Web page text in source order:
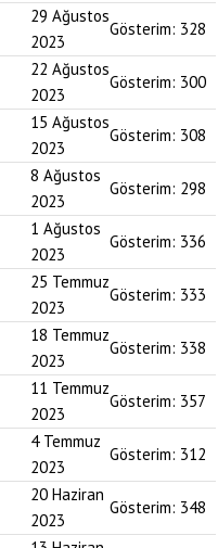
29 Ağustos
2023
Gösterim: 328
22 Ağustos
2023
Gösterim: 300
15 Ağustos
2023
Gösterim: 308
8 Ağustos
2023
Gösterim: 298
1 Ağustos
2023
Gösterim: 336
25 Temmuz
2023
Gösterim: 333
18 Temmuz
2023
Gösterim: 338
11 Temmuz
2023
Gösterim: 357
4 Temmuz
2023
Gösterim: 312
20 Haziran
2023
Gösterim: 348